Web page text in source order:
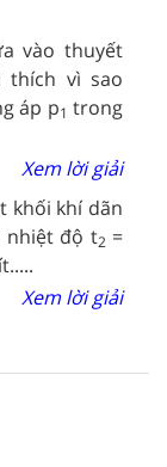
vào thuyết
thích vì sao
áp p1 trong
Xem lời giải
khối khí dãn
nhiệt độ t2 =
Xem lời giải